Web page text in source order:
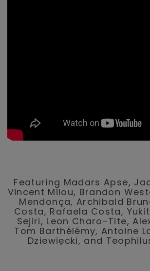
Featuring Madars Apse,
Vincent Milou, Brandon
Mendonça, Archibald
Costa, Rafaela Costa,
Sejiri, Leon Charo-Tite,
Tom Barthélémy, Antoine
Dziewięcki, and